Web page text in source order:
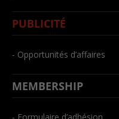
PUBLICITÉ
- Opportunités d’affaires
MEMBERSHIP
- Formulaire d’adhésion